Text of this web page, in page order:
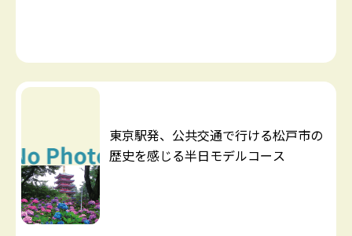
東京駅発、公共交通で行ける松戸市の
歴史を感じる半日モデルコース